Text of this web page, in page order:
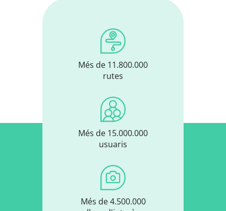
Més de 11.800.000
rutes
Més de 15.000.000
usuaris
Més de 4.500.000